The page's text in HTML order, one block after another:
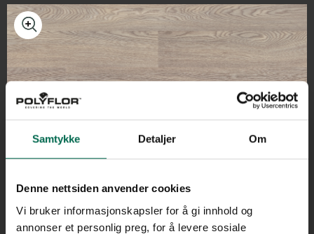
Samtykke Detaljer Om
Denne nettsiden anvender cookies
Vi bruker informasjonskapsler for å gi innhold og
annonser et personlig preg, for å levere sosiale